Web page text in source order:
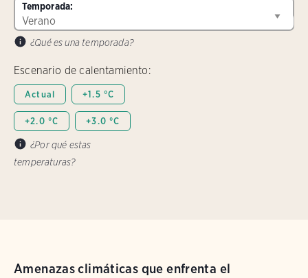
Temporada:
¿Qué es una temporada?
Escenario de calentamiento:
Actual +1.5 °C
+2.0 °C +3.0 °C
¿Por qué estas
temperaturas?
Amenazas climáticas que enfrenta el